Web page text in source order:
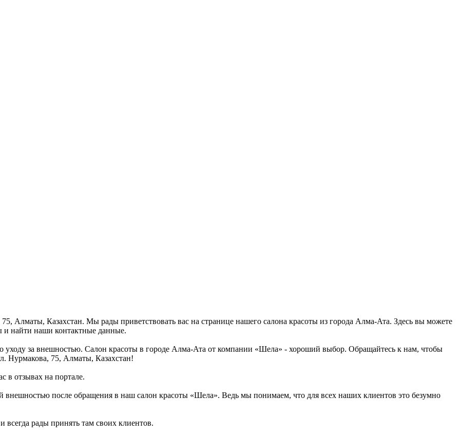
Алматы, Казахстан. Мы рады приветствовать вас на странице нашего салона красоты из города Алма-Ата. Здесь вы можете
и найти наши контактные данные.
уходу за внешностью. Салон красоты в городе Алма-Ата от компании «Шела» - хороший выбор. Обращайтесь к нам, чтобы
Нурмакова, 75, Алматы, Казахстан!
в отзывах на портале.
после обращения в наш салон красоты «Шела». Ведь мы понимаем, что для всех наших клиентов это безумно
рады принять там своих клиентов.